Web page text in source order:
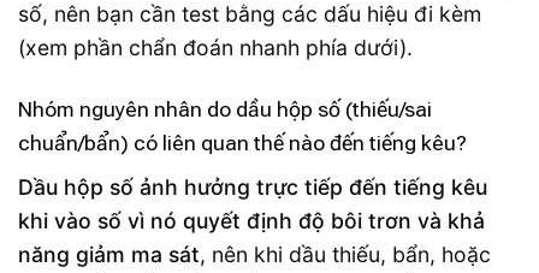
số, nên bạn cần test bằng các dấu hiệu đi kèm
(xem phần chẩn đoán nhanh phía dưới).
Nhóm nguyên nhân do dầu hộp số (thiếu/sai
chuẩn/bẩn) có liên quan thế nào đến tiếng kêu?
Dầu hộp số ảnh hưởng trực tiếp đến tiếng kêu
khi vào số vì nó quyết định độ bôi trơn và khả
năng giảm ma sát, nên khi dầu thiếu, bẩn, hoặc